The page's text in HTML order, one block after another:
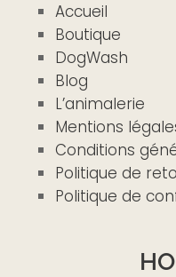
Accueil
Boutique
DogWash
Blog
L’animalerie
Mentions
Conditions
Politique de
Politique de